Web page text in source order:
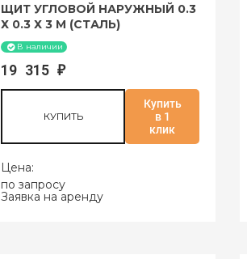
ЩИТ УГЛОВОЙ НАРУЖНЫЙ 0.3
Х 0.3 Х 3 М (СТАЛЬ)
В наличии
19 315 ₽
КУПИТЬ
Купить
в 1
клик
Цена:
по запросу
Заявка на аренду